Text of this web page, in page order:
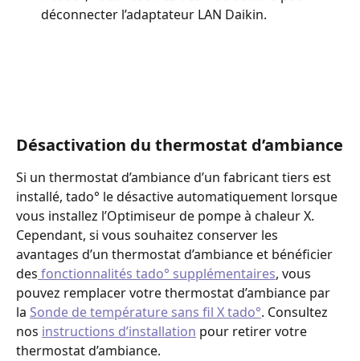
déconnecter l’adaptateur LAN Daikin.
Désactivation du thermostat d’ambiance
Si un thermostat d’ambiance d’un fabricant tiers est
installé, tado° le désactive automatiquement lorsque
vous installez l’Optimiseur de pompe à chaleur X.
Cependant, si vous souhaitez conserver les
avantages d’un thermostat d’ambiance et bénéficier
des fonctionnalités tado° supplémentaires, vous
pouvez remplacer votre thermostat d’ambiance par
la Sonde de température sans fil X tado°. Consultez
nos instructions d’installation pour retirer votre
thermostat d’ambiance.